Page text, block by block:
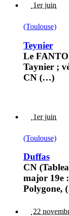
1er juin
(Toulouse)
Teynier
Le
Taynier ;
CN (…)
1er juin
(Toulouse)
Duffas
CN
major 19e
Polygone,
22